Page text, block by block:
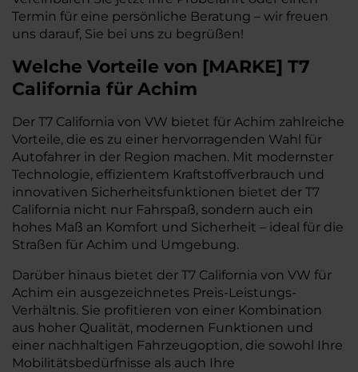
Termin für eine persönliche Beratung – wir freuen
uns darauf, Sie bei uns zu begrüßen!
Welche Vorteile von [MARKE] T7
California für Achim
Der T7 California von VW bietet für Achim zahlreiche
Vorteile, die es zu einer hervorragenden Wahl für
Autofahrer in der Region machen. Mit modernster
Technologie, effizientem Kraftstoffverbrauch und
innovativen Sicherheitsfunktionen bietet der T7
California nicht nur Fahrspaß, sondern auch ein
hohes Maß an Komfort und Sicherheit – ideal für die
Straßen für Achim und Umgebung.
Darüber hinaus bietet der T7 California von VW für
Achim ein ausgezeichnetes Preis-Leistungs-
Verhältnis. Sie profitieren von einer Kombination
aus hoher Qualität, modernen Funktionen und
einer nachhaltigen Fahrzeugoption, die sowohl Ihre
Mobilitätsbedürfnisse als auch Ihre